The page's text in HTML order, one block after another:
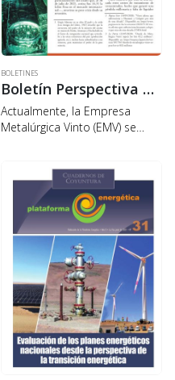
BOLETINES
Boletín Perspectiva Energética N° 23: En precios altos, ¿Vinto se funde?
Actualmente, la Empresa
Metalúrgica Vinto (EMV) se
aunque se tiene una época de
bonanza debido a los precios
altos, particularmente del
estaño que, al…